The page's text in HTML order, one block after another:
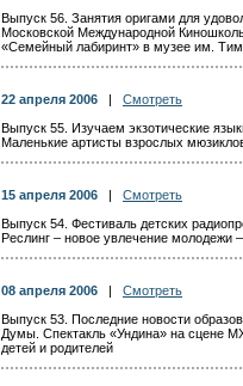
Выпуск 56. Занятия оригами для
Московской Международной
«Семейный лабиринт» в музее им.
22 апреля 2006
Смотреть
Выпуск 55. Изучаем экзотические
Маленькие артисты взрослых
15 апреля 2006
Смотреть
Выпуск 54. Фестиваль детских
Реслинг – новое увлечение молодежи
08 апреля 2006
Смотреть
Выпуск 53. Последние новости
Думы. Спектакль «Ундина» на сцене
детей и родителей